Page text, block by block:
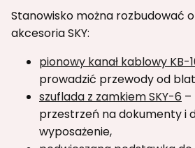
Stanowisko można rozbudować
akcesoria SKY:
pionowy kanał kablowy KB-
prowadzić przewody od
szuflada z zamkiem SKY-6 –
przestrzeń na dokumenty i
wyposażenie,